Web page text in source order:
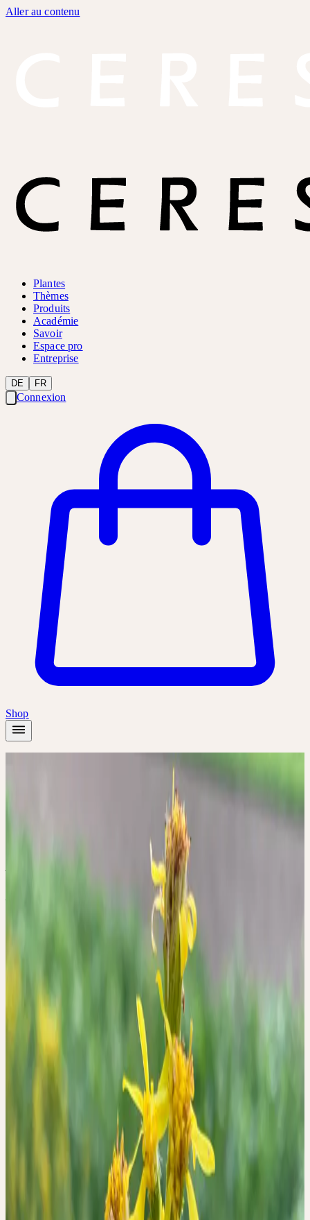
Aller au contenu
Plantes
Thèmes
Produits
Académie
Savoir
Espace pro
Entreprise
DE FR
Connexion
Shop
🔒 Professionnels
Herbstkur - Schwerpunkt
🔒 Professionnels
HERBSTKUR -
SCHWERPUNKT NIERE
Nur für Fachpersonen aus Deutschland.
Übersäuerung, Stress und ungünstige Gewohnheiten
beeinträchtigen die Ausscheidungsfunktion der Nieren. Dies kann
zur verminderten Leistungsfähigkeit, einem geschwächten
Bindegewebe und zur Entzündungsneigung führen. Ein innerer
"Hausputz" vor dem Winter trägt dazu bei, eine robuste